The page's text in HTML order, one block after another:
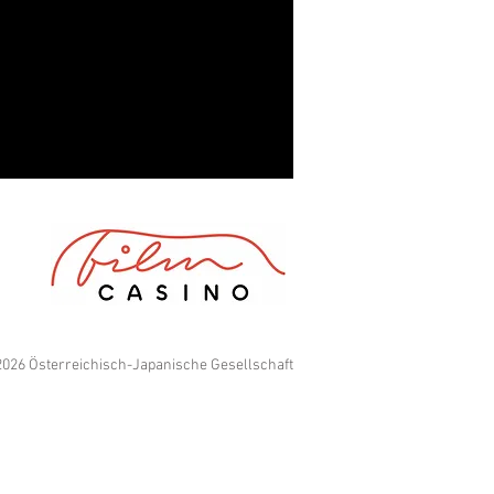
Österreichisch-Japanische Gesellschaft